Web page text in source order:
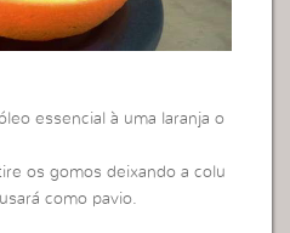
essencial à uma laranja o
os gomos deixando a colu
como pavio.